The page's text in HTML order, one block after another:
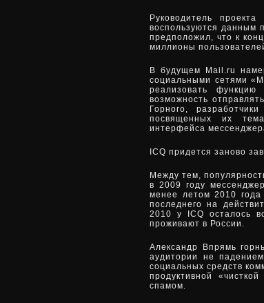
Руководитель
воспользуются данным
предположил, что к
миллионы
В будущем Mail.ru
социальными сетями
реализовать
возможность
Горного,
посвященных их
интерфейса
ICQ придется заново
Между тем,
в 2009 году
менее летом 2010
последнего на
2010 у ICQ осталось
проживают в России.
Александр Впрямь
аудитории не
социальных средств
продуктивной
спамом.